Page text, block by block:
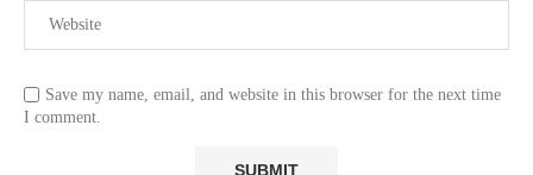
Save my name, email, and website in this browser for the next time
I comment.